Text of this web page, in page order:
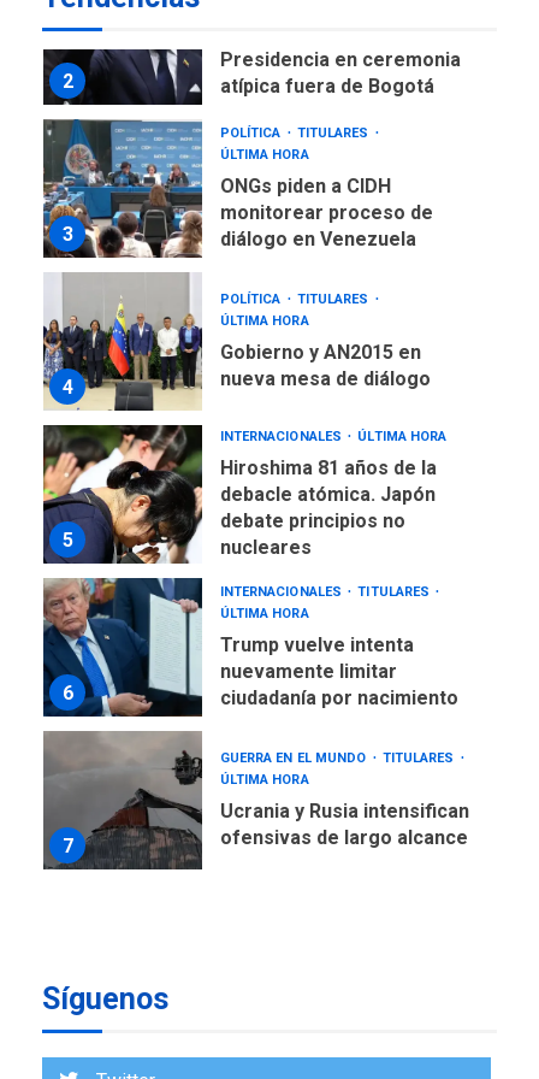
2
Presidencia en ceremonia
atípica fuera de Bogotá
3
POLÍTICA
TITULARES
ÚLTIMA HORA
ONGs piden a CIDH
monitorear proceso de
diálogo en Venezuela
4
POLÍTICA
TITULARES
ÚLTIMA HORA
Gobierno y AN2015 en
nueva mesa de diálogo
5
INTERNACIONALES ÚLTIMA HORA
Hiroshima 81 años de la
debacle atómica. Japón
debate principios no
nucleares
6
INTERNACIONALES
TITULARES
ÚLTIMA HORA
Trump vuelve intenta
nuevamente limitar
ciudadanía por nacimiento
7
GUERRA EN EL MUNDO
TITULARES
ÚLTIMA HORA
Ucrania y Rusia intensifican
ofensivas de largo alcance
1
Síguenos